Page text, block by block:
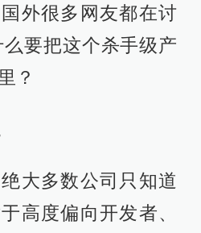
外很多网友都在讨
要把这个杀手级产
？
大多数公司只知道
高度偏向开发者、